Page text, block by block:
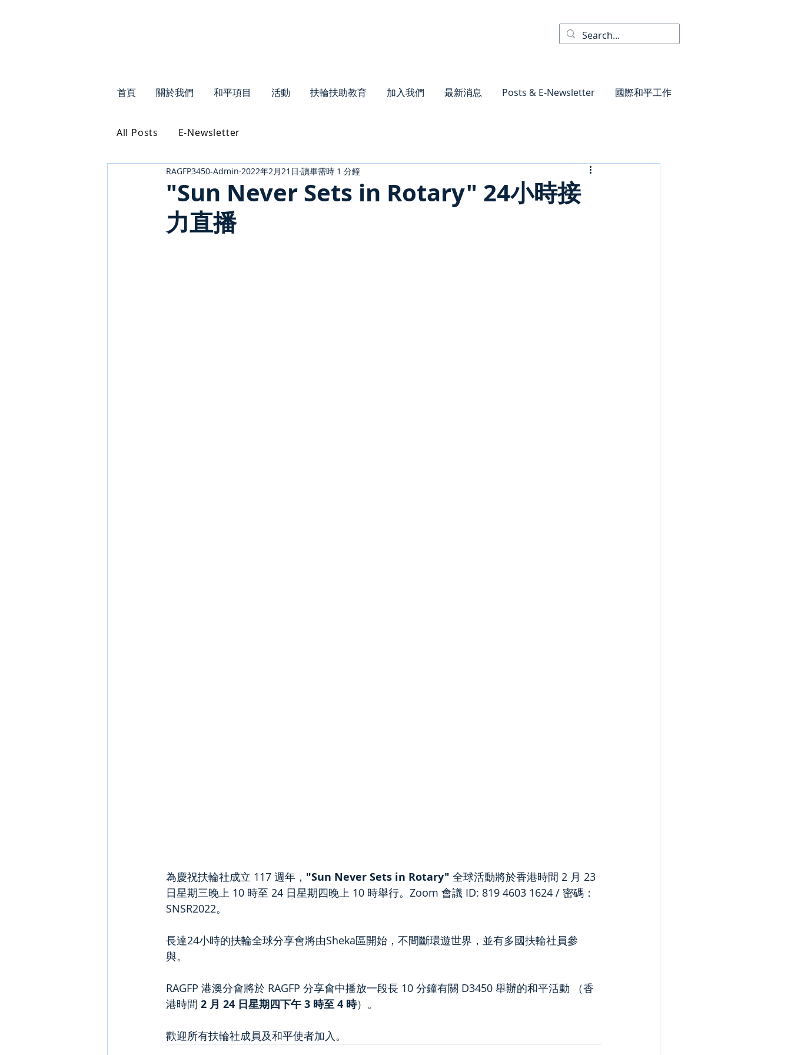
首頁 關於我們 和平項目 活動 扶輪扶助教育 加入我們 最新消息 Posts & E-Newsletter 國際和平工作
All Posts E-Newsletter
"Sun Never Sets in Rotary" 24小時接
力直播
RAGFP3450-Admin 2022年2月21日 讀畢需時 1 分鐘
為慶祝扶輪社成立 117 週年， "Sun Never Sets in Rotary" 全球活動將於香港時間 2 月 23
日星期三晚上 10 時至 24 日星期四晚上 10 時舉行。Zoom 會議 ID: 819 4603 1624 / 密碼：
SNSR2022。
長達24小時的扶輪全球分享會將由Sheka區開始，不間斷環遊世界，並有多國扶輪社員參
與。
RAGFP 港澳分會將於 RAGFP 分享會中播放一段長 10 分鐘有關 D3450 舉辦的和平活動 （香
港時間 2 月 24 日星期四下午 3 時至 4 時）。
歡迎所有扶輪社成員及和平使者加入。